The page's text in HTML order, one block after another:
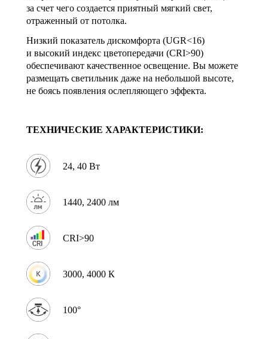
за счет чего создается приятный мягкий свет,
отраженный от потолка.
Низкий показатель дискомфорта (UGR<16)
и высокий индекс цветопередачи (CRI>90)
обеспечивают качественное освещение. Вы можете
размещать светильник даже на небольшой высоте,
не боясь появления ослепляющего эффекта.
ТЕХНИЧЕСКИЕ ХАРАКТЕРИСТИКИ:
24, 40 Вт
1440, 2400 лм
CRI>90
3000, 4000 К
100°